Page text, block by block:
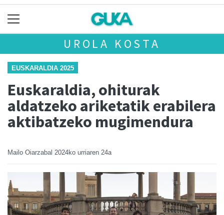
UROLA KOSTA
EUSKARALDIA 2025
Euskaraldia, ohiturak
aldatzeko ariketatik erabilera
aktibatzeko mugimendura
Mailo Oiarzabal 2024ko urriaren 24a